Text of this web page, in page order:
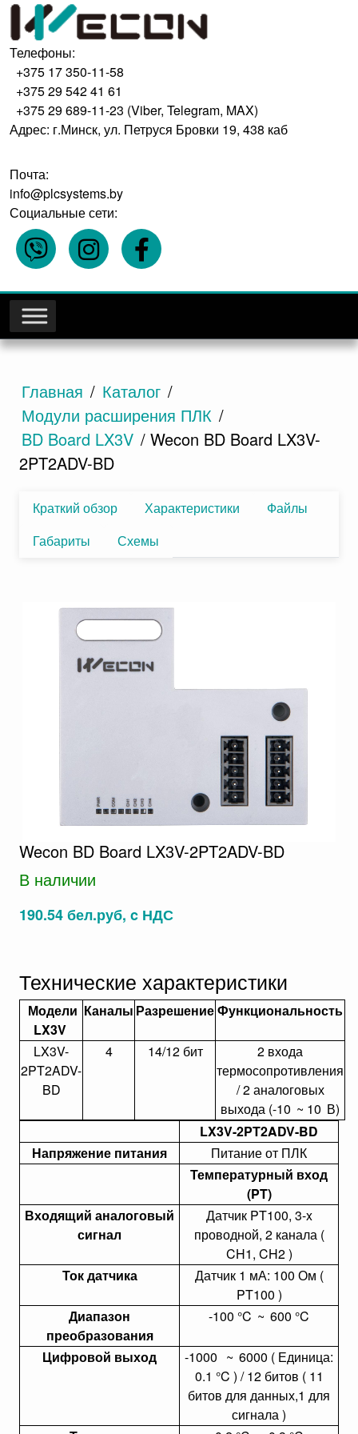
Телефоны:
+375 17 350-11-58
+375 29 542 41 61
+375 29 689-11-23 (Viber, Telegram, MAX)
Адрес: г.Минск, ул. Петруся Бровки 19, 438 каб
Почта:
info@plcsystems.by
Социальные сети:
Главная / Каталог /
Модули расширения ПЛК /
BD Board LX3V / Wecon BD Board LX3V-
2PT2ADV-BD
Краткий обзор Характеристики
Файлы
Габариты
Схемы
Wecon BD Board LX3V-2PT2ADV-BD
В наличии
190.54 бел.руб, c НДС
Технические характеристики
Модели
LX3V
Каналы РазрешениеФункциональность
LX3V-
2PT2ADV-
BD
4 14/12 бит
2 входа
термосопротивления
/ 2 аналоговых
выхода (-10 ~ 10 В)
LX3V-2PT2ADV-BD
Напряжение питания
Питание от ПЛК
Температурный вход
(PT)
Входящий аналоговый
сигнал
Датчик PT100, 3-x
проводной, 2 канала (
CH1, CH2 )
Ток датчика
Датчик 1 мА: 100 Ом (
PT100 )
Диапазон
преобразования
-100 °C ~ 600 °C
Цифровой выход -1000 ~ 6000 ( Единица:
0.1 °C ) / 12 битов ( 11
битов для данных,1 для
сигнала )